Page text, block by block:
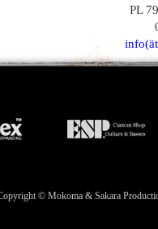
PL
© Mokoma & Sakara